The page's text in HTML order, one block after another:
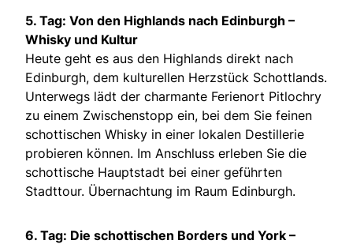
5. Tag: Von den Highlands nach Edinburgh –
Whisky und Kultur
Heute geht es aus den Highlands direkt nach
Edinburgh, dem kulturellen Herzstück Schottlands.
Unterwegs lädt der charmante Ferienort Pitlochry
zu einem Zwischenstopp ein, bei dem Sie feinen
schottischen Whisky in einer lokalen Destillerie
probieren können. Im Anschluss erleben Sie die
schottische Hauptstadt bei einer geführten
Stadttour. Übernachtung im Raum Edinburgh.
6. Tag: Die schottischen Borders und York –